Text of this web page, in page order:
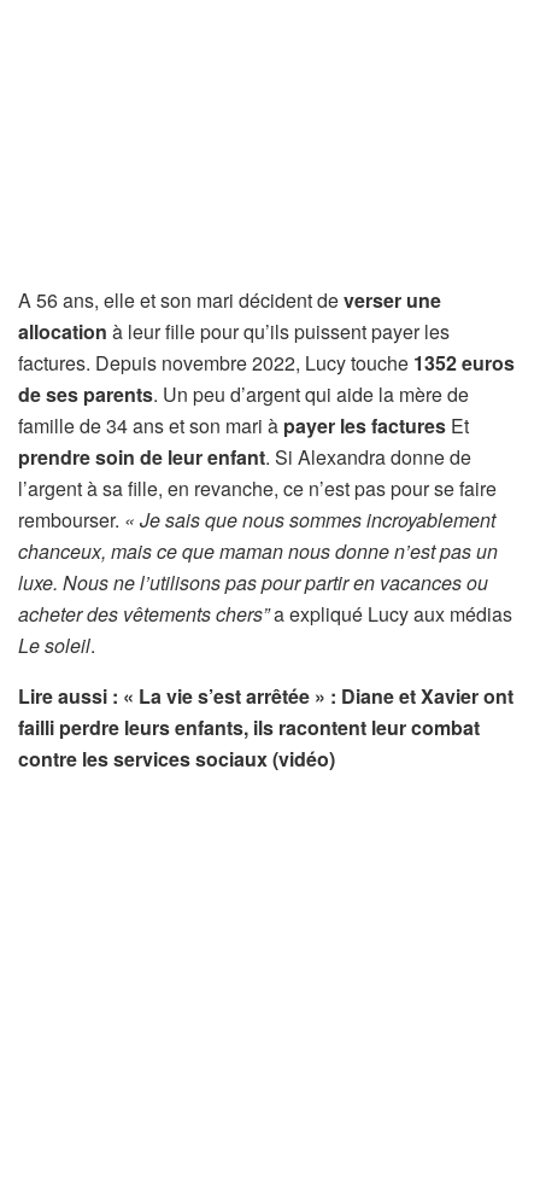
A 56 ans, elle et son mari décident deverser une
allocation à leur fille pour qu’ils puissent payer les
factures. Depuis novembre 2022, Lucy touche 1352 euros
de ses parents. Un peu d’argent qui aide la mère de
famille de 34 ans et son mari à payer les factures Et
prendre soin de leur enfant. Si Alexandra donne de
l’argent à sa fille, en revanche, ce n’est pas pour se faire
rembourser. « Je sais que nous sommes incroyablement
chanceux, mais ce que maman nous donne n’est pas un
luxe. Nous ne l’utilisons pas pour partir en vacances ou
acheter des vêtements chers”a expliqué Lucy aux médias
Le soleil.
Lire aussi : « La vie s’est arrêtée » : Diane et Xavier ont
failli perdre leurs enfants, ils racontent leur combat
contre les services sociaux (vidéo)